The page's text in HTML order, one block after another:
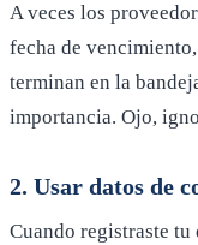
A veces los
fecha de
terminan en la
importancia. Ojo,
2. Usar datos de
Cuando registraste